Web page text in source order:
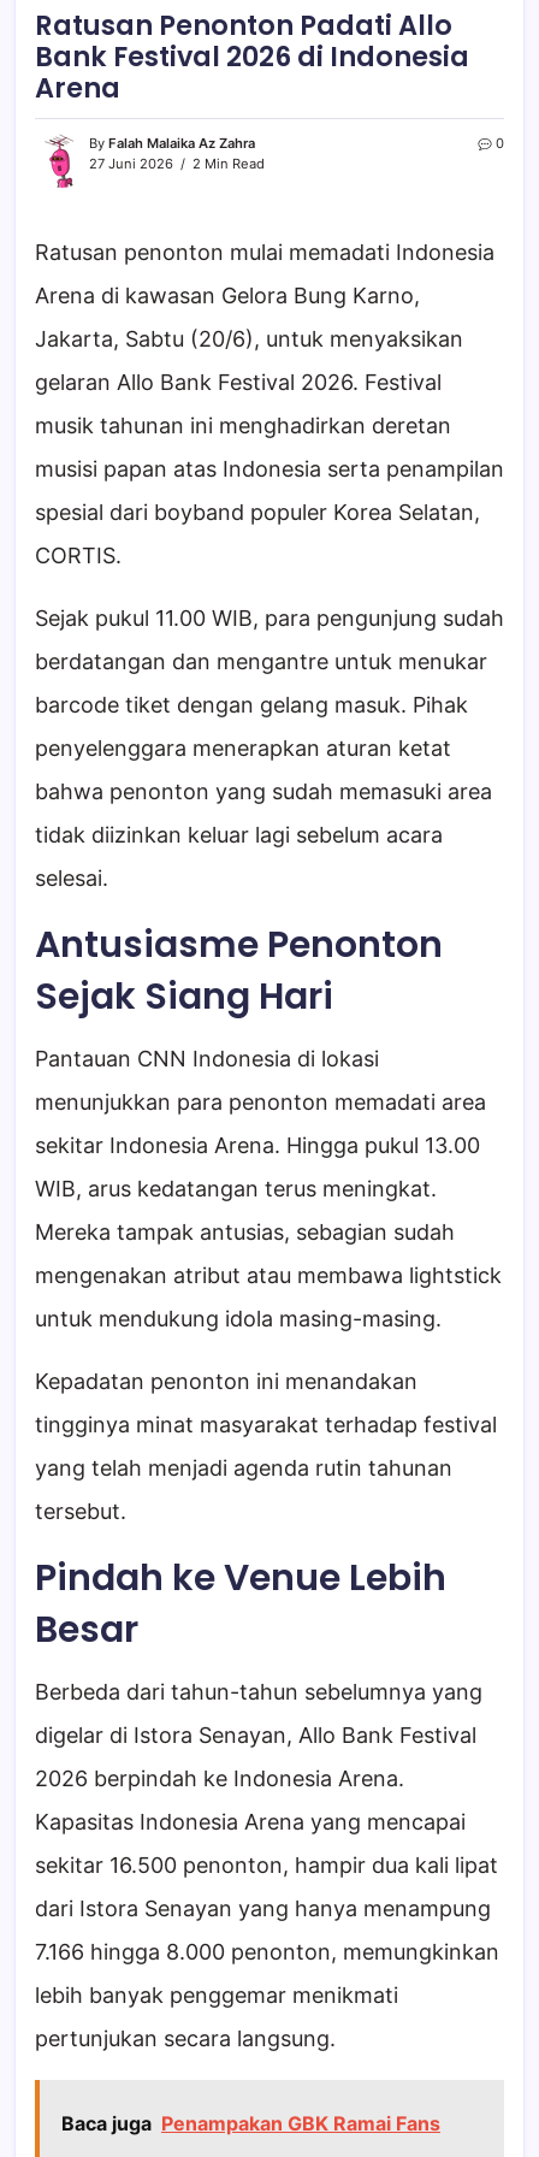
Ratusan Penonton Padati Allo
Bank Festival 2026 di Indonesia
Arena
By Falah Malaika Az Zahra
27 Juni 2026
2 Min Read
0
Ratusan penonton mulai memadati Indonesia
Arena di kawasan Gelora Bung Karno,
Jakarta, Sabtu (20/6), untuk menyaksikan
gelaran Allo Bank Festival 2026. Festival
musik tahunan ini menghadirkan deretan
musisi papan atas Indonesia serta penampilan
spesial dari boyband populer Korea Selatan,
CORTIS.
Sejak pukul 11.00 WIB, para pengunjung sudah
berdatangan dan mengantre untuk menukar
barcode tiket dengan gelang masuk. Pihak
penyelenggara menerapkan aturan ketat
bahwa penonton yang sudah memasuki area
tidak diizinkan keluar lagi sebelum acara
selesai.
Antusiasme Penonton
Sejak Siang Hari
Pantauan CNN Indonesia di lokasi
menunjukkan para penonton memadati area
sekitar Indonesia Arena. Hingga pukul 13.00
WIB, arus kedatangan terus meningkat.
Mereka tampak antusias, sebagian sudah
mengenakan atribut atau membawa lightstick
untuk mendukung idola masing-masing.
Kepadatan penonton ini menandakan
tingginya minat masyarakat terhadap festival
yang telah menjadi agenda rutin tahunan
tersebut.
Pindah ke Venue Lebih
Besar
Berbeda dari tahun-tahun sebelumnya yang
digelar di Istora Senayan, Allo Bank Festival
2026 berpindah ke Indonesia Arena.
Kapasitas Indonesia Arena yang mencapai
sekitar 16.500 penonton, hampir dua kali lipat
dari Istora Senayan yang hanya menampung
7.166 hingga 8.000 penonton, memungkinkan
lebih banyak penggemar menikmati
pertunjukan secara langsung.
Baca juga Penampakan GBK Ramai Fans